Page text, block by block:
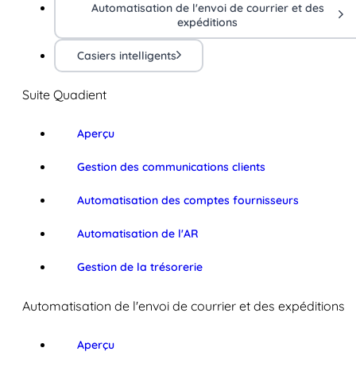
Automatisation de l'envoi de courrier et des
expéditions
Casiers intelligents
Suite Quadient
Aperçu
Gestion des communications clients
Automatisation des comptes fournisseurs
Automatisation de l'AR
Gestion de la trésorerie
Automatisation de l'envoi de courrier et des expéditions
Aperçu